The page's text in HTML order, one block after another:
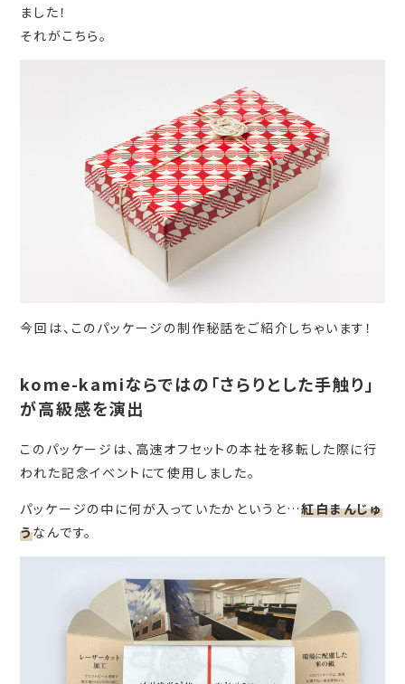
ました！
それがこちら。
今回は、このパッケージの制作秘話をご紹介しちゃいます！
kome-kamiならではの「さらりとした手触り 」
が高級感を演出
このパッケージは、高速オフセットの本社を移転した際に行
われた記念イベントにて使用しました。
パッケージの中に何が入っていたかというと…紅白まんじゅ
うなんです。